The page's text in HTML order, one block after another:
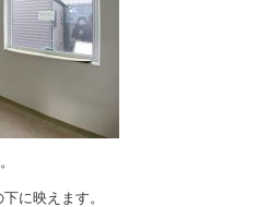
に映えます。